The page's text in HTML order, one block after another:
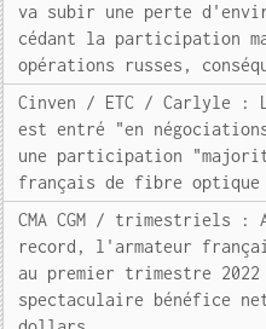
va subir une perte
cédant la participation
opérations russes,
Cinven / ETC / Carlyle :
est entré "en
une participation
français de fibre optique
CMA CGM / trimestriels :
record, l'armateur
au premier trimestre
spectaculaire bénéfice